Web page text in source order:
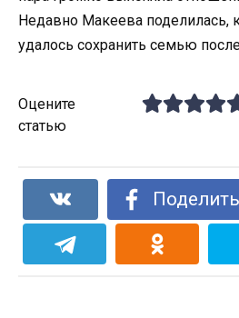
Недавно Макеева
удалось сохранить семью
Оцените
статью